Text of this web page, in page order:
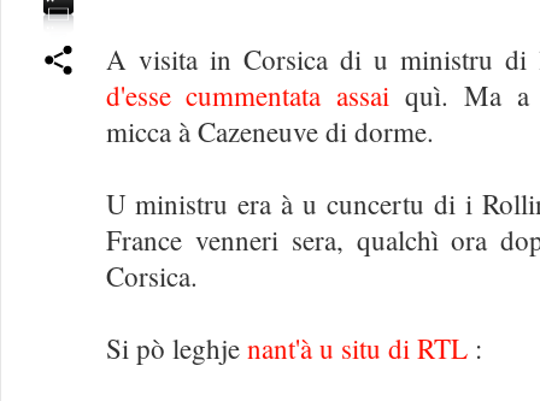
A visita in Corsica di u ministru di
d'esse cummentata assai quì. Ma a
micca à Cazeneuve di dorme.
U ministru era à u cuncertu di i
France venneri sera, qualchì ora
Corsica.
Si pò leghje nant'à u situ di RTL: